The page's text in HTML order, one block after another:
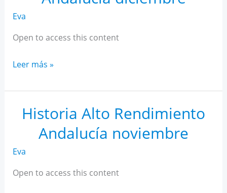
Eva
Open to access this content
Historia
Rendimiento
Andalucía
diciembre
Leer más »
Historia Alto Rendimiento
Andalucía noviembre
Eva
Open to access this content